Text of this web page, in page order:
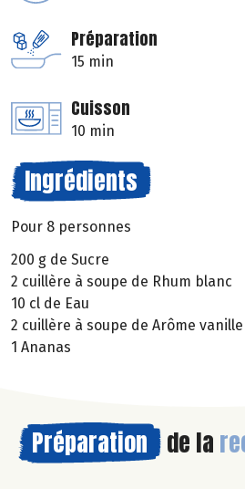
Préparation
15 min
Cuisson
10 min
Ingrédients
Pour 8 personnes
200 g de Sucre
2 cuillère à soupe de Rhum blanc
10 cl de Eau
2 cuillère à soupe de Arôme vanille
1 Ananas
Préparation de la